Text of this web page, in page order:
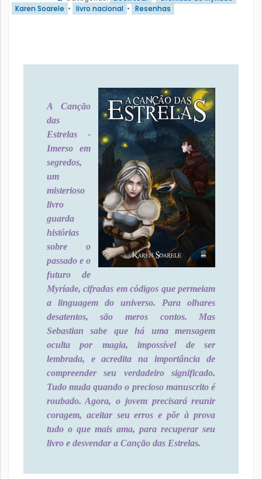
Karen Soarele • livro nacional • Resenhas
A Canção
das
Estrelas -
Imerso em
segredos,
um
misterioso
livro
guarda
histórias
sobre o
passado e o
futuro de
Myríade, cifradas em códigos que permeiam
a linguagem do universo. Para olhares
desatentos, são meros contos. Mas
Sebastian sabe que há uma mensagem
oculta por magia, impossível de ser
lembrada, e acredita na importância de
compreender seu verdadeiro significado.
Tudo muda quando o precioso manuscrito é
roubado. Agora, o jovem precisará reunir
coragem, aceitar seu erros e pôr à prova
tudo o que mais ama, para recuperar seu
livro e desvendar a Canção das Estrelas.